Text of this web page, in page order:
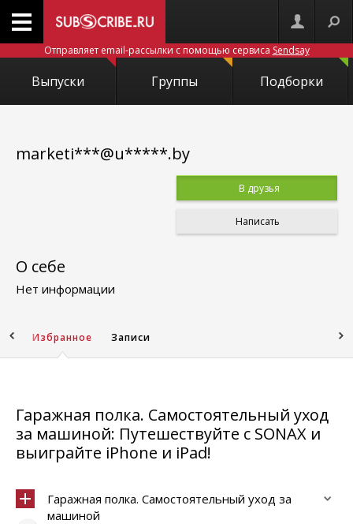
Отправляет email-рассылки с помощью сервиса Sendsay
Выпуски Группы Подборки
marketi***@u*****.by
В друзья
Написать
О себе
Нет информации
Избранное Записи
Гаражная полка. Самостоятельный уход
за машиной: Путешествуйте с SONAX и
выиграйте iPhone и iPad!
Гаражная полка. Самостоятельный уход за
машиной